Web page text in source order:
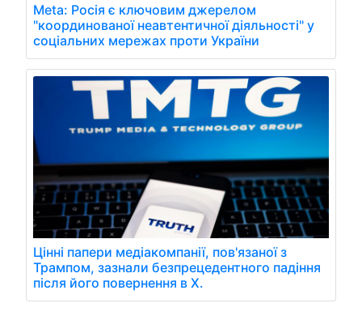
Meta: Росія є ключовим джерелом
"координованої неавтентичної діяльності" у
соціальних мережах проти України
Цінні папери медіакомпанії, пов'язаної з
Трампом, зазнали безпрецедентного падіння
після його повернення в X.